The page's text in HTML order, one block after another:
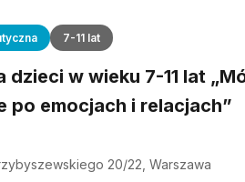
7-11 lat
w wieku 7-11 lat
po emocjach i relacjach”
20/22, Warszawa